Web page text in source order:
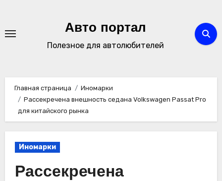
содержимому
Авто портал
Полезное для автолюбителей
Главная страница
Иномарки
Рассекречена внешность седана Volkswagen Passat Pro
для китайского рынка
Иномарки
Рассекречена